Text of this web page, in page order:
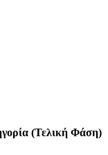
(Τελική Φάση)